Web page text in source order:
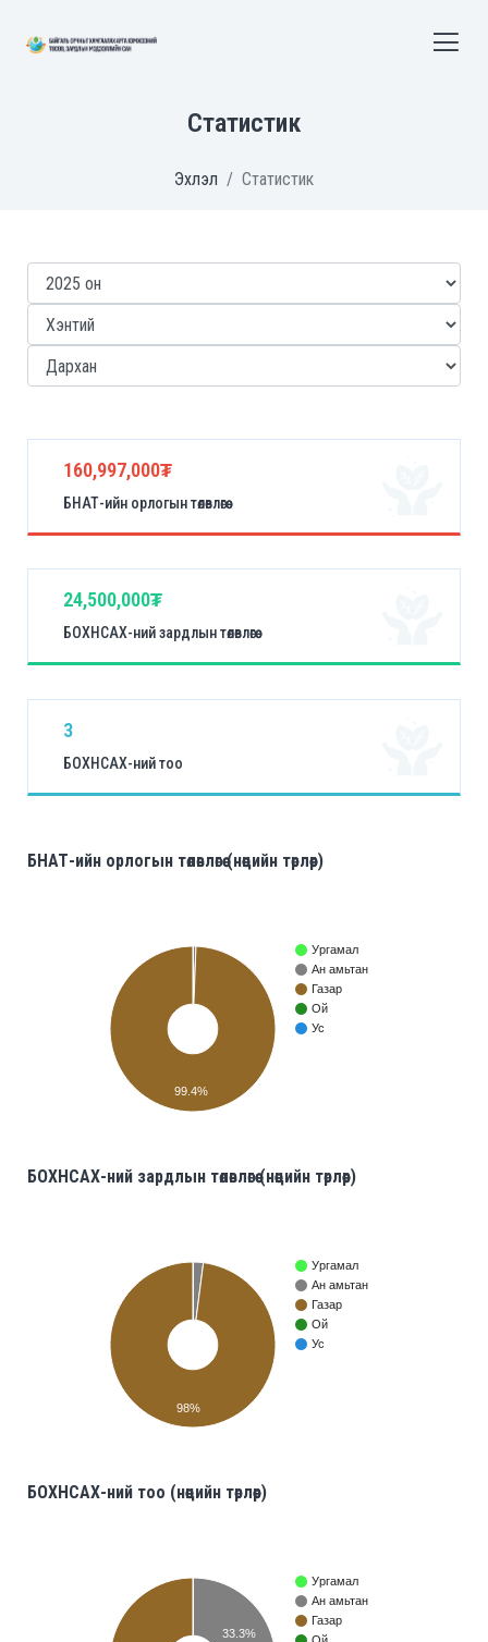
Статистик
Эхлэл Статистик
160,997,000₮
БНАТ-ийн орлогын төлөвлөгөө
24,500,000₮
БОХНСАХ-ний зардлын төлөвлөгөө
3
БОХНСАХ-ний тоо
БНАТ-ийн орлогын төлөвлөгөө (нөөцийн төрлөөр)
Ургамал
Ан амьтан
Газар
Ой
Ус
99.4%
БОХНСАХ-ний зардлын төлөвлөгөө (нөөцийн төрлөөр)
Ургамал
Ан амьтан
Газар
Ой
Ус
98%
БОХНСАХ-ний тоо (нөөцийн төрлөөр)
Ургамал
Ан амьтан
Газар
33.3%